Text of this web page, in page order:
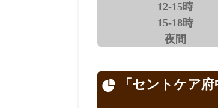
12-15時
15-18時
夜間
「セントケア